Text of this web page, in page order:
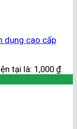
dụng cao cấp
tại là: 1,000 ₫.